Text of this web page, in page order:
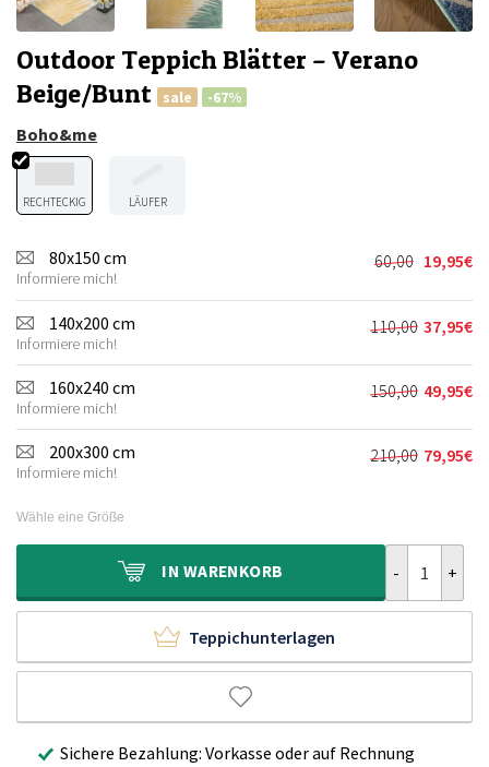
Outdoor Teppich Blätter – Verano
Beige/Bunt
sale -67%
Boho&me
RECHTECKIG LÄUFER
80x150 cm
Informiere mich!
60,00
Preis
war:
60,00€
19,95€
Aktueller
Preis
ist:
19,95€.
140x200 cm
Informiere mich!
110,00
Preis
war:
110,00€
37,95€
Aktueller
Preis
ist:
37,95€.
160x240 cm
Informiere mich!
150,00
Preis
war:
150,00€
49,95€
Aktueller
Preis
ist:
49,95€.
200x300 cm
Informiere mich!
210,00 79,95€
Aktueller
Wähle eine Größe
IN WARENKORB
Teppichunterlagen
Sichere Bezahlung: Vorkasse oder auf Rechnung